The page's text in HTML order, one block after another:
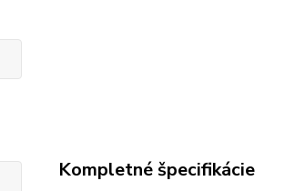
Kompletné špecifikácie